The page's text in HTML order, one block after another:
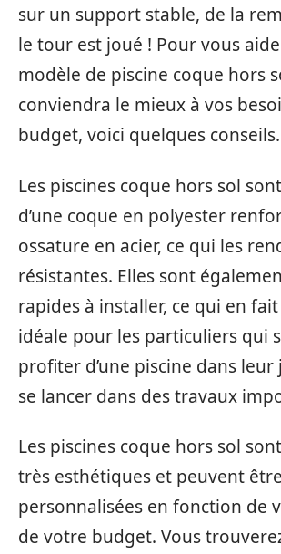
sur un support stable, de la
le tour est joué ! Pour vous
modèle de piscine coque hors
conviendra le mieux à vos
budget, voici quelques conseils.
Les piscines coque hors sol
d’une coque en polyester
ossature en acier, ce qui les
résistantes. Elles sont
rapides à installer, ce qui en
idéale pour les particuliers qui
profiter d’une piscine dans leur
se lancer dans des travaux
Les piscines coque hors sol
très esthétiques et peuvent être
personnalisées en fonction de
de votre budget. Vous